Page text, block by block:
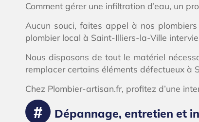
Comment gérer une infiltration d’eau, un
Aucun souci, faites appel à nos
plombier local à Saint-Illiers-la-Ville
Nous disposons de tout le matériel
remplacer certains éléments défectueux à
Chez Plombier-artisan.fr, profitez d’une
Dépannage, entretien et